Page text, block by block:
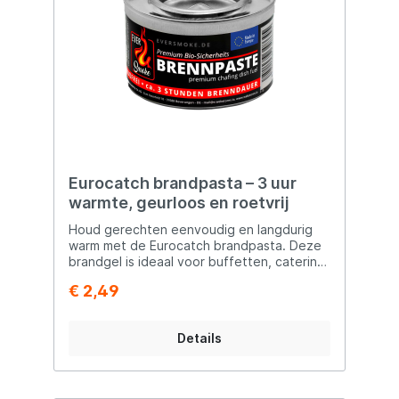
Eurocatch brandpasta – 3 uur
warmte, geurloos en roetvrij
Houd gerechten eenvoudig en langdurig
warm met de Eurocatch brandpasta. Deze
brandgel is ideaal voor buffetten, catering,
en tafelrookovens. Dankzij het hoge bio-
volledig roetvrij en geurloos. Voordelen:
warmhoudsystemen (zoals chafing dishes
€ 2,49
Details